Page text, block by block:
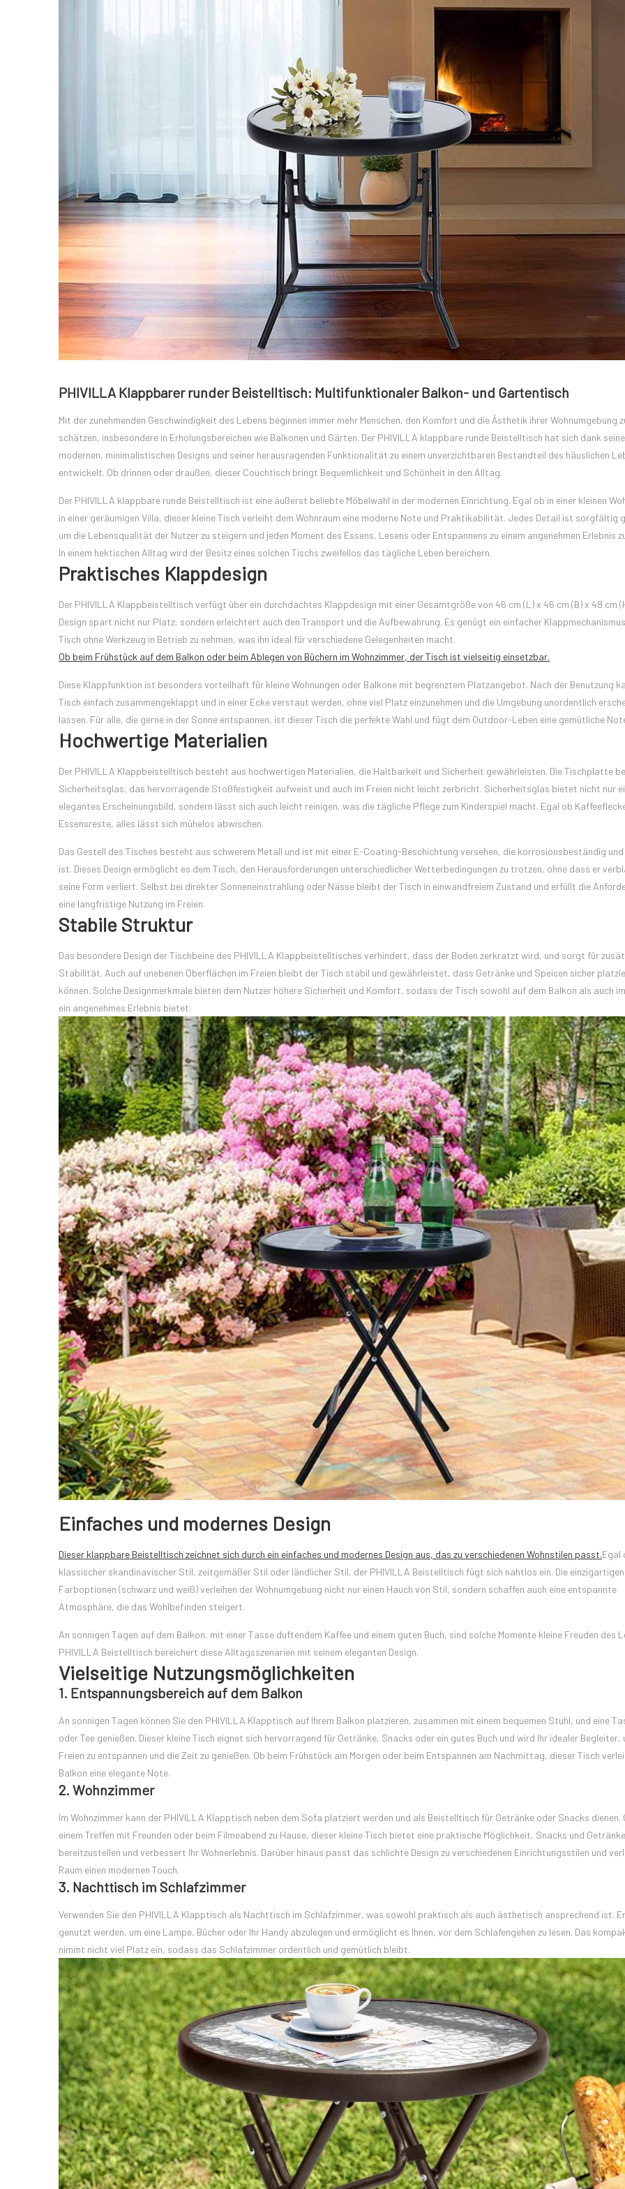
PHIVILLA Klappbarer runder Beistelltisch: Multifunktionaler Balkon- und Gartentisch
Mit der zunehmenden Geschwindigkeit des Lebens beginnen immer mehr Menschen, den Komfort und die Ästhetik ihrer Wohnumgebung
schätzen, insbesondere in Erholungsbereichen wie Balkonen und Gärten. Der PHIVILLA klappbare runde Beistelltisch hat sich dank
modernen, minimalistischen Designs und seiner herausragenden Funktionalität zu einem unverzichtbaren Bestandteil des häuslichen
entwickelt. Ob drinnen oder draußen, dieser Couchtisch bringt Bequemlichkeit und Schönheit in den Alltag.
Der PHIVILLA klappbare runde Beistelltisch ist eine äußerst beliebte Möbelwahl in der modernen Einrichtung. Egal ob in einer kleinen
in einer geräumigen Villa, dieser kleine Tisch verleiht dem Wohnraum eine moderne Note und Praktikabilität. Jedes Detail ist sorgfältig
um die Lebensqualität der Nutzer zu steigern und jeden Moment des Essens, Lesens oder Entspannens zu einem angenehmen Erlebnis
In einem hektischen Alltag wird der Besitz eines solchen Tischs zweifellos das tägliche Leben bereichern.
Praktisches Klappdesign
Der PHIVILLA Klappbeistelltisch verfügt über ein durchdachtes Klappdesign mit einer Gesamtgröße von 46 cm (L) x 46 cm (B) x 48 cm
Design spart nicht nur Platz, sondern erleichtert auch den Transport und die Aufbewahrung. Es genügt ein einfacher
Tisch ohne Werkzeug in Betrieb zu nehmen, was ihn ideal für verschiedene Gelegenheiten macht.
Ob beim Frühstück auf dem Balkon oder beim Ablegen von Büchern im Wohnzimmer, der Tisch ist vielseitig einsetzbar.
Diese Klappfunktion ist besonders vorteilhaft für kleine Wohnungen oder Balkone mit begrenztem Platzangebot. Nach der Benutzung
Tisch einfach zusammengeklappt und in einer Ecke verstaut werden, ohne viel Platz einzunehmen und die Umgebung unordentlich
lassen. Für alle, die gerne in der Sonne entspannen, ist dieser Tisch die perfekte Wahl und fügt dem Outdoor-Leben eine gemütliche
Hochwertige Materialien
Der PHIVILLA Klappbeistelltisch besteht aus hochwertigen Materialien, die Haltbarkeit und Sicherheit gewährleisten. Die Tischplatte
Sicherheitsglas, das hervorragende Stoßfestigkeit aufweist und auch im Freien nicht leicht zerbricht. Sicherheitsglas bietet nicht nur
elegantes Erscheinungsbild, sondern lässt sich auch leicht reinigen, was die tägliche Pflege zum Kinderspiel macht. Egal ob
Essensreste, alles lässt sich mühelos abwischen.
Das Gestell des Tisches besteht aus schwerem Metall und ist mit einer E-Coating-Beschichtung versehen, die korrosionsbeständig
ist. Dieses Design ermöglicht es dem Tisch, den Herausforderungen unterschiedlicher Wetterbedingungen zu trotzen, ohne dass er
seine Form verliert. Selbst bei direkter Sonneneinstrahlung oder Nässe bleibt der Tisch in einwandfreiem Zustand und erfüllt die
eine langfristige Nutzung im Freien.
Stabile Struktur
Das besondere Design der Tischbeine des PHIVILLA Klappbeistelltisches verhindert, dass der Boden zerkratzt wird, und sorgt für
Stabilität. Auch auf unebenen Oberflächen im Freien bleibt der Tisch stabil und gewährleistet, dass Getränke und Speisen sicher
können. Solche Designmerkmale bieten dem Nutzer höhere Sicherheit und Komfort, sodass der Tisch sowohl auf dem Balkon als auch
ein angenehmes Erlebnis bietet.
Einfaches und modernes Design
Dieser klappbare Beistelltisch zeichnet sich durch ein einfaches und modernes Design aus, das zu verschiedenen Wohnstilen passt.Egal
klassischer skandinavischer Stil, zeitgemäßer Stil oder ländlicher Stil, der PHIVILLA Beistelltisch fügt sich nahtlos ein. Die einzigartigen
Farboptionen (schwarz und weiß) verleihen der Wohnumgebung nicht nur einen Hauch von Stil, sondern schaffen auch eine entspannte
Atmosphäre, die das Wohlbefinden steigert.
An sonnigen Tagen auf dem Balkon, mit einer Tasse duftendem Kaffee und einem guten Buch, sind solche Momente kleine Freuden des
PHIVILLA Beistelltisch bereichert diese Alltagsszenarien mit seinem eleganten Design.
Vielseitige Nutzungsmöglichkeiten
1. Entspannungsbereich auf dem Balkon
An sonnigen Tagen können Sie den PHIVILLA Klapptisch auf Ihrem Balkon platzieren, zusammen mit einem bequemen Stuhl, und eine
oder Tee genießen. Dieser kleine Tisch eignet sich hervorragend für Getränke, Snacks oder ein gutes Buch und wird Ihr idealer Begleiter,
Freien zu entspannen und die Zeit zu genießen. Ob beim Frühstück am Morgen oder beim Entspannen am Nachmittag, dieser Tisch
Balkon eine elegante Note.
2. Wohnzimmer
Im Wohnzimmer kann der PHIVILLA Klapptisch neben dem Sofa platziert werden und als Beistelltisch für Getränke oder Snacks dienen.
einem Treffen mit Freunden oder beim Filmeabend zu Hause, dieser kleine Tisch bietet eine praktische Möglichkeit, Snacks und Getränke
bereitzustellen und verbessert Ihr Wohnerlebnis. Darüber hinaus passt das schlichte Design zu verschiedenen Einrichtungsstilen und
Raum einen modernen Touch.
3. Nachttisch im Schlafzimmer
Verwenden Sie den PHIVILLA Klapptisch als Nachttisch im Schlafzimmer, was sowohl praktisch als auch ästhetisch ansprechend ist.
genutzt werden, um eine Lampe, Bücher oder Ihr Handy abzulegen und ermöglicht es Ihnen, vor dem Schlafengehen zu lesen. Das
nimmt nicht viel Platz ein, sodass das Schlafzimmer ordentlich und gemütlich bleibt.